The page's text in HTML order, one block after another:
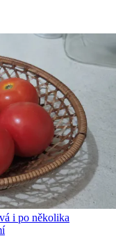
i po několika